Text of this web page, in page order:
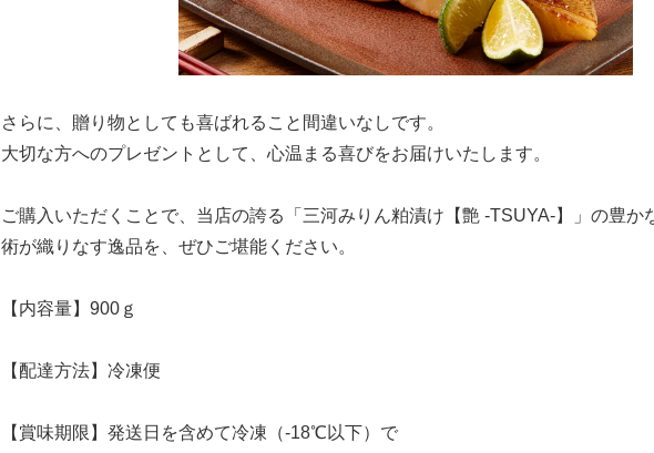
さらに、贈り物としても喜ばれること間違いなしです。
大切な方へのプレゼントとして、心温まる喜びをお届けいたします。
ご購入いただくことで、当店の誇る「三河みりん粕漬け【艶 -TSUYA-】」の豊か
術が織りなす逸品を、ぜひご堪能ください。
【内容量】900ｇ
【配達方法】冷凍便
【賞味期限】発送日を含めて冷凍（-18℃以下）で